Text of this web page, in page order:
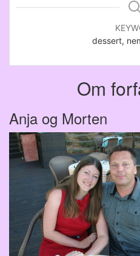
dessert,
Om
Anja og Morten